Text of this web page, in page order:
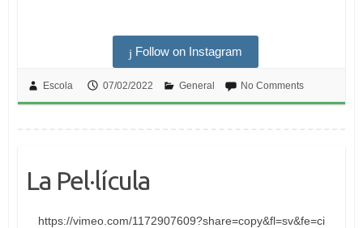
Follow on Instagram
Escola 07/02/2022 General No Comments
La Pel·lícula
https://vimeo.com/1172907609?share=copy&fl=sv&fe=ci